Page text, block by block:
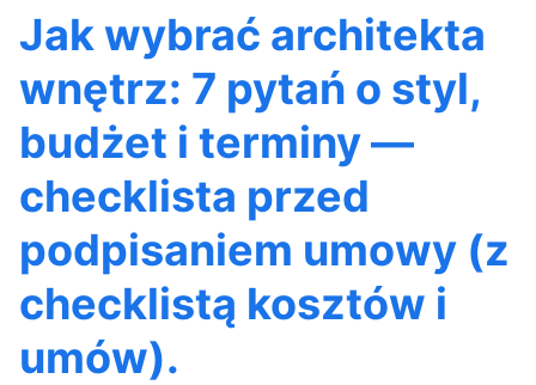
Jak wybrać architekta
wnętrz: 7 pytań o styl,
budżet i terminy —
checklista przed
podpisaniem umowy (z
checklistą kosztów i
umów).